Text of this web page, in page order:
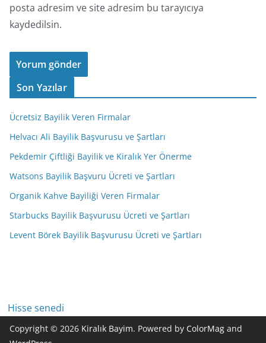
posta adresim ve site adresim bu tarayıcıya
kaydedilsin.
Son Yazılar
Ücretsiz Bayilik Veren Firmalar
Helvacı Ali Bayilik Başvurusu ve Şartları
Pekdemir Çiftliği Bayilik ve Kiralık Yer Önerme
Watsons Bayilik Başvuru Ücreti ve Şartları
Organik Kahve Bayiliği Veren Firmalar
Starbucks Bayilik Başvurusu Ücreti ve Şartları
Levent Börek Bayilik Başvurusu Ücreti ve Şartları
Hisse senedi
Copyright © 2026 Kiralık Bayim. Powered by ColorMag and